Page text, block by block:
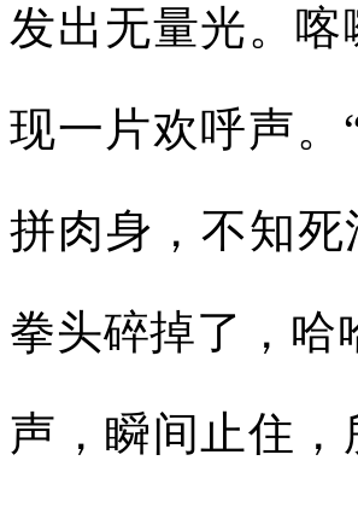
发出无量光。
现一片欢呼声
拼肉身，不知
拳头碎掉了，
声，瞬间止住